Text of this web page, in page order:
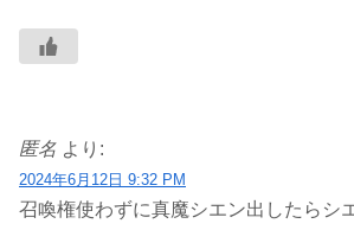
匿名 より:
2024年6月12日 9:32 PM
召喚権使わずに真魔シエン出したらシ